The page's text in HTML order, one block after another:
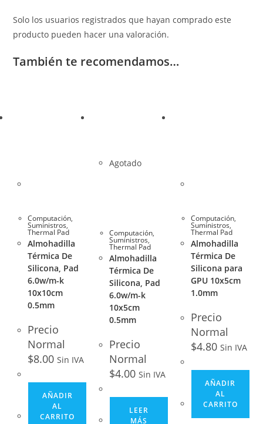
Solo los usuarios registrados que hayan comprado este
producto pueden hacer una valoración.
También te recomendamos…
Computación,
Suministros,
Thermal Pad
Almohadilla
Térmica De
Silicona, Pad
6.0w/m-k
10x10cm
0.5mm
Precio
Normal
$8.00 Sin IVA
AÑADIR
AL
CARRITO
Agotado
Computación,
Suministros,
Thermal Pad
Almohadilla
Térmica De
Silicona, Pad
6.0w/m-k
10x5cm
0.5mm
Precio
Normal
$4.00 Sin IVA
LEER
MÁS
Computación,
Suministros,
Thermal Pad
Almohadilla
Térmica De
Silicona para
GPU 10x5cm
1.0mm
Precio
Normal
$4.80 Sin IVA
AÑADIR
AL
CARRITO